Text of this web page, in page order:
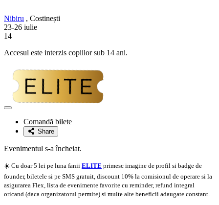
Nibiru , Costinești
23-26 iulie
14
Accesul este interzis copiilor sub 14 ani.
Adaugă
favoriteComandă bilete
Share
Evenimentul s-a încheiat.
☀️ Cu doar 5 lei pe luna fanii ELITE primesc imagine de profil si badge de
founder, biletele si pe SMS gratuit, discount 10% la comisionul de operare si la
asigurarea Flex, lista de evenimente favorite cu reminder, refund integral
oricand (daca organizatorul permite) si multe alte beneficii adaugate constant.